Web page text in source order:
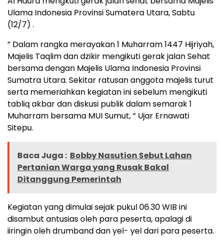
Ulama Indonesia Provinsi Sumatera Utara, Sabtu
(12/7) .
” Dalam rangka merayakan 1 Muharram 1447 Hijriyah,
Majelis Taqlim dan dzikir mengikuti gerak jalan Sehat
bersama dengan Majelis Ulama Indonesia Provinsi
Sumatra Utara. Sekitar ratusan anggota majelis turut
serta memeriahkan kegiatan ini sebelum mengikuti
tabliq akbar dan diskusi publik dalam semarak 1
Muharram bersama MUI Sumut, ” Ujar Ernawati
Sitepu.
Baca Juga : Bobby Nasution Sebut Lahan
Pertanian Warga yang Rusak Bakal
Ditanggung Pemerintah
Kegiatan yang dimulai sejak pukul 06.30 WIB ini
disambut antusias oleh para peserta, apalagi di
iiringin oleh drumband dan yel- yel dari para peserta.